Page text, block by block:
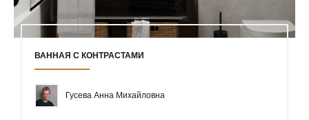
ВАННАЯ С КОНТРАСТАМИ
Гусева Анна Михайловна